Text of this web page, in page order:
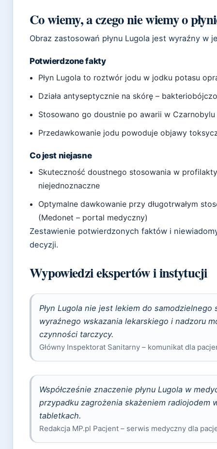
Co wiemy, a czego nie wiemy o
Obraz zastosowań płynu Lugola jest wyraźny w
Potwierdzone fakty
Płyn Lugola to roztwór jodu w jodku potasu
Działa antyseptycznie na skórę –
Stosowano go doustnie po awarii w
Przedawkowanie jodu powoduje objawy
Co jest niejasne
Skuteczność doustnego stosowania w
niejednoznaczne
Optymalne dawkowanie przy długotrwałym
(Medonet – portal medyczny)
Zestawienie potwierdzonych faktów i
decyzji.
Wypowiedzi ekspertów i instytucji
Płyn Lugola nie jest lekiem do
wyraźnego wskazania lekarskiego i nadzoru
czynności tarczycy.
Główny Inspektorat Sanitarny – komunikat dla
Współcześnie znaczenie płynu Lugola w
przypadku zagrożenia skażeniem radiojodem
tabletkach.
Redakcja MP.pl Pacjent – serwis medyczny dla